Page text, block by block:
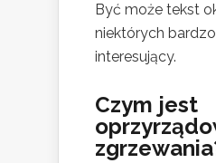
Być może tekst
niektórych
interesujący.
Czym jest